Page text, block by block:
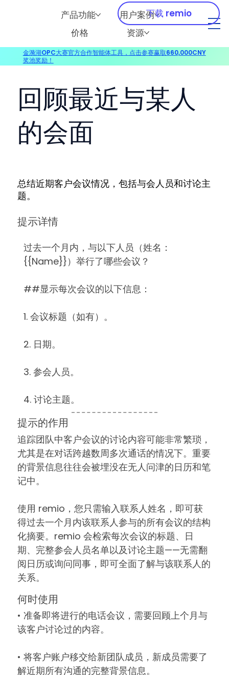
产品功能
用户案例
价格
资源
下载 remio
回顾最近与某人
的会面
总结近期客户会议情况，包括与会人员和讨论主
题。
提示详情
过去一个月内，与以下人员（姓名：
{{Name}}）举行了哪些会议？
##显示每次会议的以下信息：
1. 会议标题（如有）。
2. 日期。
3. 参会人员。
4. 讨论主题。
提示的作用
追踪团队中客户会议的讨论内容可能非常繁琐，
尤其是在对话跨越数周多次通话的情况下。重要
的背景信息往往会被埋没在无人问津的日历和笔
记中。
使用 remio，您只需输入联系人姓名，即可获
得过去一个月内该联系人参与的所有会议的结构
化摘要。remio 会检索每次会议的标题、日
期、完整参会人员名单以及讨论主题——无需翻
阅日历或询问同事，即可全面了解与该联系人的
关系。
何时使用
• 准备即将进行的电话会议，需要回顾上个月与
该客户讨论过的内容。
• 将客户账户移交给新团队成员，新成员需要了
解近期所有沟通的完整背景信息。
金漪湖OPC大赛官方合作智能体工具，点击参赛赢取660,000CNY
奖池奖励！